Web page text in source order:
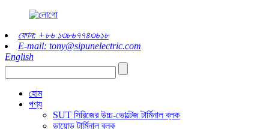
ফোন: +৮৬ ১৩৮৬৭৭৪৩৬১৮
E-mail: tony@sipunelectric.com
English
হোম
পণ্য
SUT সিরিজের উচ্চ-ভোল্টেজ টার্মিনাল ব্লক
ডায়োড টার্মিনাল ব্লক